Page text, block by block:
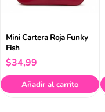
Mini Cartera Roja Funky
Fish
$34,99
Añadir al carrito